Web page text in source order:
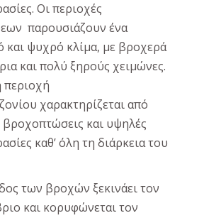
Οι περιοχές
παρουσιάζουν ένα
και ψυχρό κλίμα, με βροχερά
και πολύ ξηρούς χειμώνες.
περιοχή
χαρακτηρίζεται από
βροχοπτώσεις και υψηλές
καθ’ όλη τη διάρκεια του
των βροχών ξεκινάει τον
και κορυφώνεται τον